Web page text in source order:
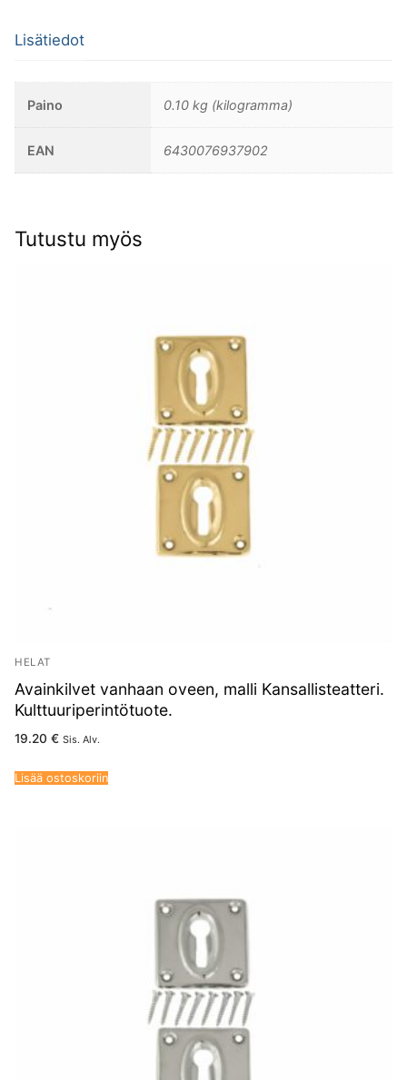
määrä
Lisätiedot
Paino 0.10 kg (kilogramma)
EAN 6430076937902
Tutustu myös
HELAT
Avainkilvet vanhaan oveen, malli Kansallisteatteri.
Kulttuuriperintötuote.
19.20 € Sis. Alv.
Lisää ostoskoriin